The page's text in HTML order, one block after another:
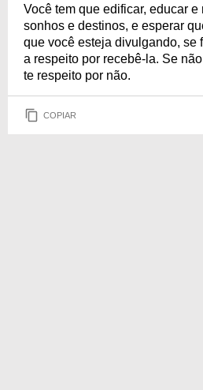
Você tem que edificar, educar
sonhos e destinos, e esperar
que você esteja divulgando, se
a respeito por recebê-la. Se
te respeito por não.
COPIAR